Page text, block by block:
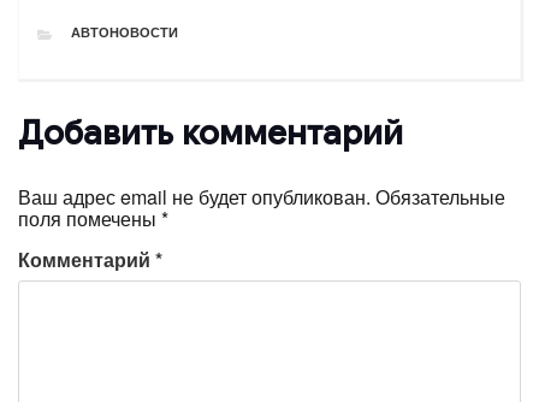
РУБРИКИ
АВТОНОВОСТИ
Добавить комментарий
Ваш адрес email не будет опубликован. Обязательные
поля помечены *
Комментарий *